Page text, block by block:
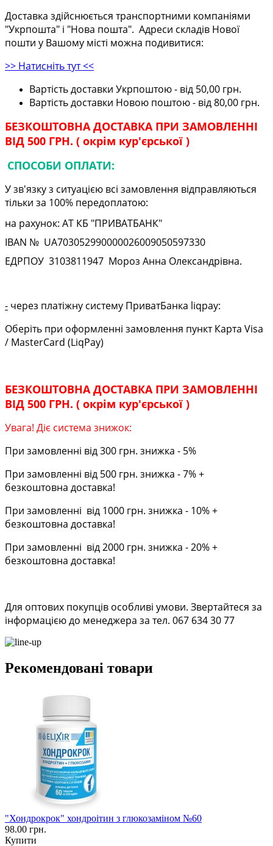
Доставка здійснюється транспортними компаніями
"Укрпошта" і "Нова пошта". Адреси складів Нової
пошти у Вашому місті можна подивитися:
>> Натисніть тут <<
Вартість доставки Укрпоштою - від 50,00 грн.
Вартість доставки Новою поштою - від 80,00 грн.
БЕЗКОШТОВНА ДОСТАВКА ПРИ ЗАМОВЛЕННІ
ВІД 500 ГРН. ( окрім кур'єрської )
СПОСОБИ ОПЛАТИ:
У зв'язку з ситуацією всі замовлення відправляються
тільки за 100% передоплатою:
на рахунок: АТ КБ "ПРИВАТБАНК"
IBAN № UA703052990000026009050597330
ЕДРПОУ 3103811947 Мороз Анна Олександрівна.
- через платіжну систему ПриватБанка liqpay:
Оберіть при оформленні замовлення пункт Карта Visa
/ MasterCard (LiqPay)
БЕЗКОШТОВНА ДОСТАВКА ПРИ ЗАМОВЛЕННІ
ВІД 500 ГРН. ( окрім кур'єрської )
Увага! Діє система знижок:
При замовленні від 300 грн. знижка - 5%
При замовленні від 500 грн. знижка - 7% +
безкоштовна доставка!
При замовленні від 1000 грн. знижка - 10% +
безкоштовна доставка!
При замовленні від 2000 грн. знижка - 20% +
безкоштовна доставка!
Для оптових покупців особливі умови. Звертайтеся за
інформацією до менеджера за тел. 067 634 30 77
Рекомендовані товари
"Хондрокрок" хондроітин з глюкозаміном №60
98.00 грн.
Купити